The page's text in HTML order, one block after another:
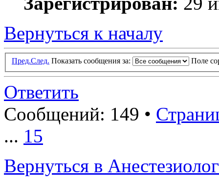
Вернуться к началу
Пред.След. Показать сообщения за: Поле
Ответить
Сообщений: 149 •
... 15
Вернуться в